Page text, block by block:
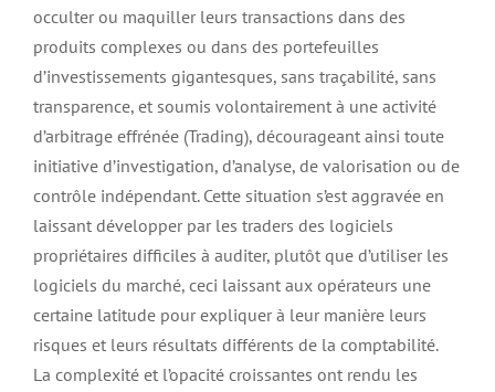
occulter ou maquiller leurs transactions dans des
produits complexes ou dans des portefeuilles
d’investissements gigantesques, sans traçabilité, sans
transparence, et soumis volontairement à une activité
d’arbitrage effrénée (Trading), décourageant ainsi toute
initiative d’investigation, d’analyse, de valorisation ou de
contrôle indépendant. Cette situation s’est aggravée en
laissant développer par les traders des logiciels
propriétaires difficiles à auditer, plutôt que d’utiliser les
logiciels du marché, ceci laissant aux opérateurs une
certaine latitude pour expliquer à leur manière leurs
risques et leurs résultats différents de la comptabilité.
La complexité et l’opacité croissantes ont rendu les